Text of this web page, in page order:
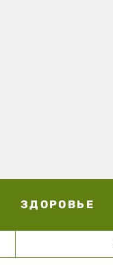
ЗДОРОВЬЕ